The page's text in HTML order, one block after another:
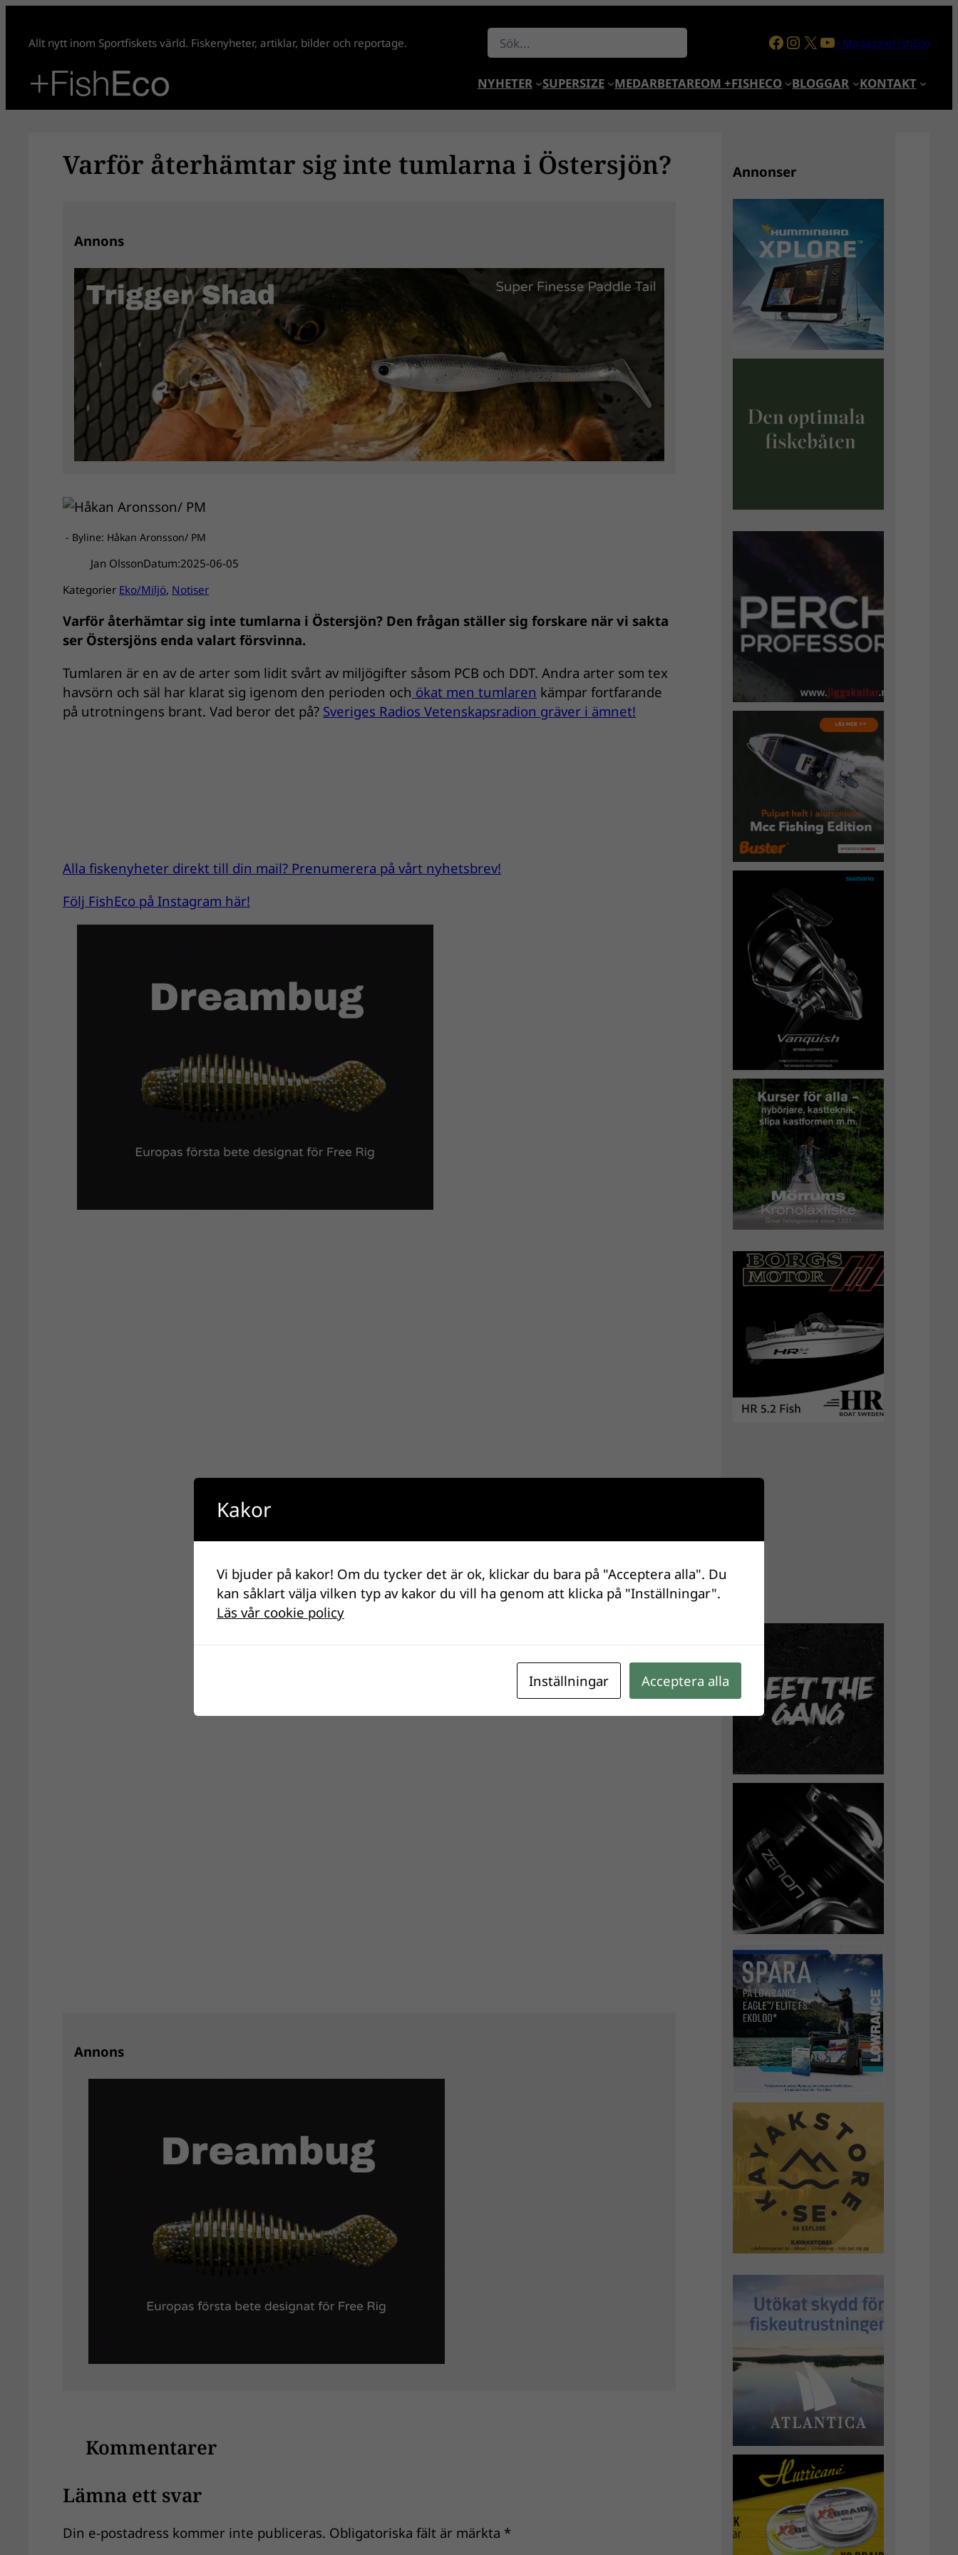
innehåll
Allt nytt inom Sportfiskets värld. Fiskenyheter, artiklar, bilder och reportage. Sök Facebook
Instagram
X YouTube
+MagazineFishEco
NYHETER SUPERSIZE MEDARBETAREOM +FISHECO BLOGGAR KONTAKT
Varför återhämtar sig inte tumlarna i Östersjön?
Annons
- Byline: Håkan Aronsson/ PM
Jan OlssonDatum:2025-06-05
Kategorier Eko/Miljö, Notiser
Varför återhämtar sig inte tumlarna i Östersjön? Den frågan ställer sig forskare när vi sakta
ser Östersjöns enda valart försvinna.
Tumlaren är en av de arter som lidit svårt av miljögifter såsom PCB och DDT. Andra arter som tex
havsörn och säl har klarat sig igenom den perioden och ökat men tumlaren kämpar fortfarande
på utrotningens brant. Vad beror det på? Sveriges Radios Vetenskapsradion gräver i ämnet!
Alla fiskenyheter direkt till din mail? Prenumerera på vårt nyhetsbrev!
Följ FishEco på Instagram här!
Annons
Kommentarer
Lämna ett svar
Din e-postadress kommer inte publiceras. Obligatoriska fält är märkta *
Annonser
Kakor
Vi bjuder på kakor! Om du tycker det är ok, klickar du bara på "Acceptera alla". Du
kan såklart välja vilken typ av kakor du vill ha genom att klicka på "Inställningar".
Läs vår cookie policy
Inställningar Acceptera alla